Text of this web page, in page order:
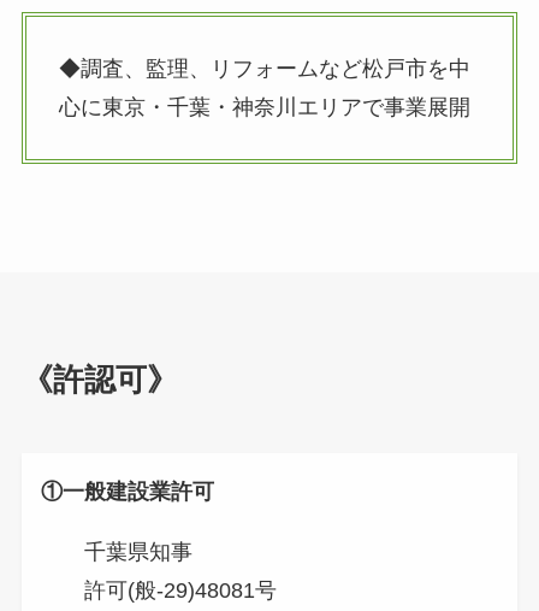
◆調査、監理、リフォームなど松戸市を中
心に東京・千葉・神奈川エリアで事業展開
《許認可》
①一般建設業許可
千葉県知事
許可(般-29)48081号